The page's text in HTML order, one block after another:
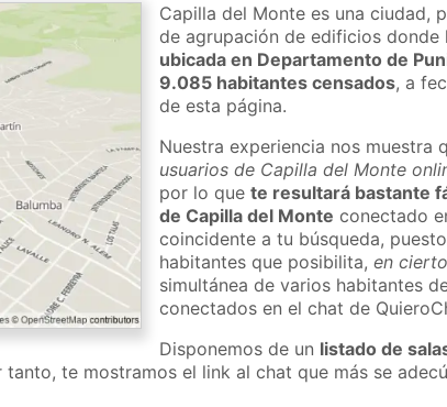
Capilla del Monte es una ciudad,
de agrupación de edificios donde
ubicada en Departamento de
9.085 habitantes censados, a
de esta página.
Nuestra experiencia nos muestra
usuarios de Capilla del Monte
por lo quete resultará bastante
de Capilla del Monte conectado
coincidente a tu búsqueda,
habitantes que posibilita,en
simultánea de varios habitantes
conectados en el chat de
Disponemos de un listado de
te mostramos el link al chat que más se